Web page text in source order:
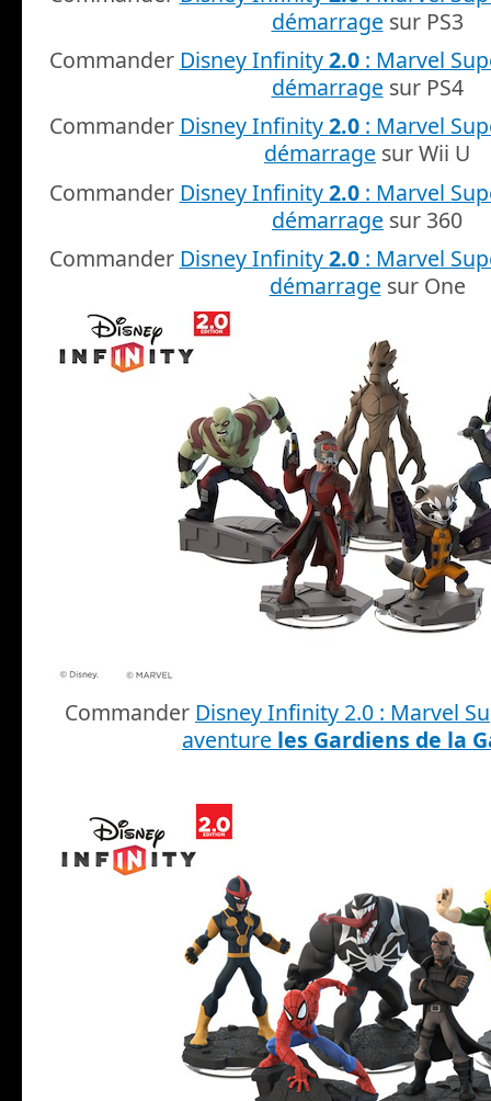
démarrage sur PS3
Commander Disney Infinity2.0: Marvel
démarrage sur PS4
Commander Disney Infinity2.0: Marvel
démarrage sur Wii U
Commander Disney Infinity2.0: Marvel
démarrage sur 360
Commander Disney Infinity2.0: Marvel
démarrage sur One
Commander Disney Infinity 2.0 : Marvel
aventure les Gardiens de la